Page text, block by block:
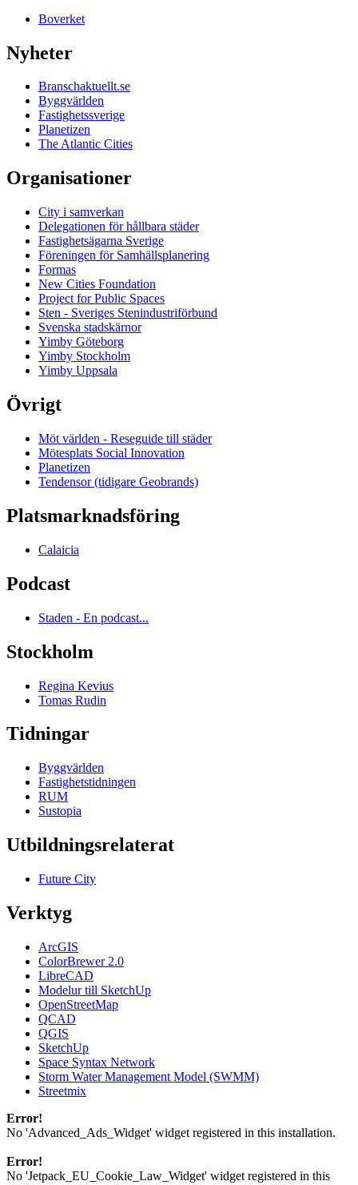
Boverket
Nyheter
Branschaktuellt.se
Byggvärlden
Fastighetssverige
Planetizen
The Atlantic Cities
Organisationer
City i samverkan
Delegationen för hållbara städer
Fastighetsägarna Sverige
Föreningen för Samhällsplanering
Formas
New Cities Foundation
Project for Public Spaces
Sten - Sveriges Stenindustriförbund
Svenska stadskärnor
Yimby Göteborg
Yimby Stockholm
Yimby Uppsala
Övrigt
Möt världen - Reseguide till städer
Mötesplats Social Innovation
Planetizen
Tendensor (tidigare Geobrands)
Platsmarknadsföring
Calaicia
Podcast
Staden - En podcast...
Stockholm
Regina Kevius
Tomas Rudin
Tidningar
Byggvärlden
Fastighetstidningen
RUM
Sustopia
Utbildningsrelaterat
Future City
Verktyg
ArcGIS
ColorBrewer 2.0
LibreCAD
Modelur till SketchUp
OpenStreetMap
QCAD
QGIS
SketchUp
Space Syntax Network
Storm Water Management Model (SWMM)
Streetmix
Error!
No 'Advanced_Ads_Widget' widget registered in this installation.
Error!
No 'Jetpack_EU_Cookie_Law_Widget' widget registered in this